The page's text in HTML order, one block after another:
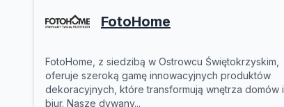
FotoHome
FotoHome, z siedzibą w Ostrowcu Świętokrzyskim,
oferuje szeroką gamę innowacyjnych produktów
dekoracyjnych, które transformują wnętrza domów i
biur. Nasze dywany...